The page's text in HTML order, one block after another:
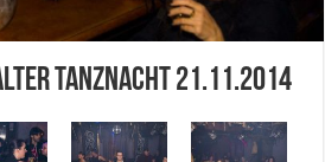
Tanznacht 21.11.2014